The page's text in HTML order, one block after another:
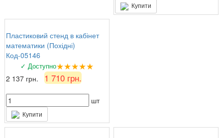
Купити
Пластиковий стенд в кабінет
математики (Похідні)
Код-05146
✓ Доступно★★★★★
2 137 грн. 1 710 грн.
шт
Купити